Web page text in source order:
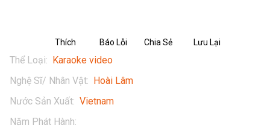
Thích Báo Lỗi Chia Sẻ Lưu Lại
Thể Loại: Karaoke video
Nghệ Sĩ/ Nhân Vật: Hoài Lâm
Nước Sản Xuất: Vietnam
Năm Phát Hành: